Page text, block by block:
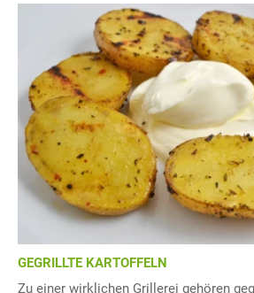
GEGRILLTE KARTOFFELN
Zu einer wirklichen Grillerei gehören